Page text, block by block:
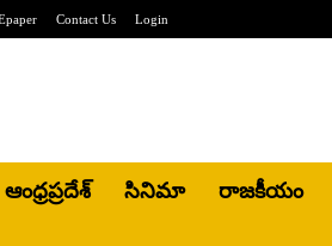
Contact Us Login
ఆంధ్రప్రదేశ్ సినిమా రాజకీయం